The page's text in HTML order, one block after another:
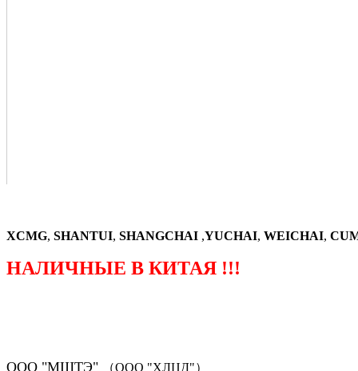
XCMG, SHANTUI, SHANGCHAI ,YUCHAI, WEICHAI,
НАЛИЧНЫЕ В КИТАЯ !!!
ООО "МШТЭ" （ООО "ХЛЦД"）